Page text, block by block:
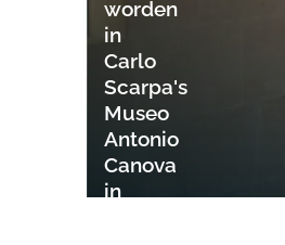
worden
in
Carlo
Scarpa's
Museo
Antonio
Canova
in